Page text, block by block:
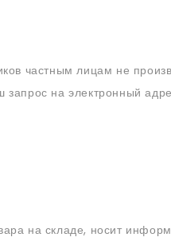
частным лицам не
на электронный
на складе, носит